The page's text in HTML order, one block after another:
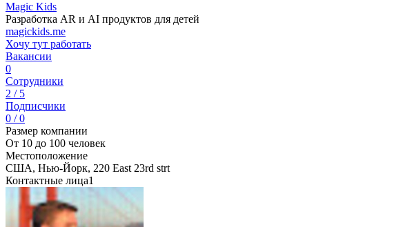
Magic Kids
Разработка AR и AI продуктов для детей
magickids.me
Хочу тут работать
Вакансии
0
Сотрудники
2 / 5
Подписчики
0 / 0
Размер компании
От 10 до 100 человек
Местоположение
США, Нью-Йорк, 220 East 23rd strt
Контактные лица1